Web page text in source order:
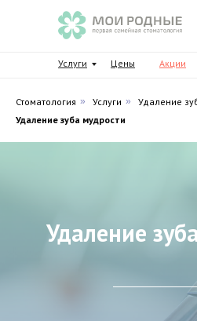
Услуги Цены Акции
Стоматология » Услуги » Удаление
Удаление зуба мудрости
Удаление